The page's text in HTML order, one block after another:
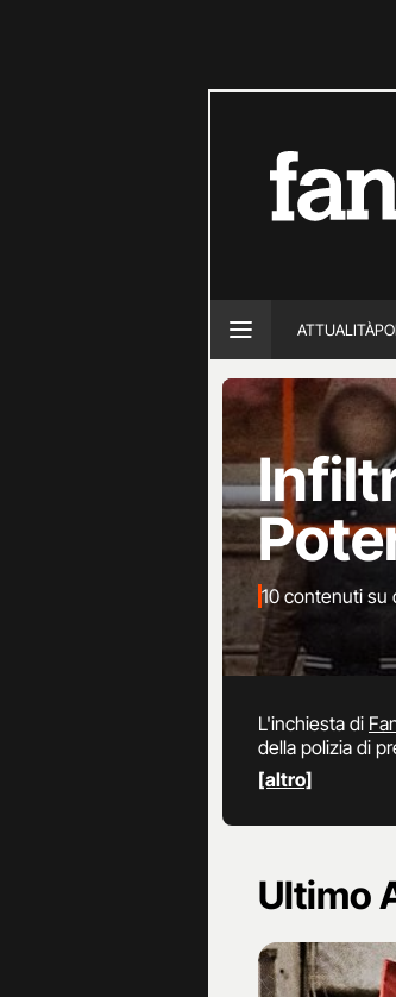
ATTUALITÀ
10 contenuti su
L'inchiesta di
della polizia di
Napoli. Tutti gli
[altro]
Ultimo